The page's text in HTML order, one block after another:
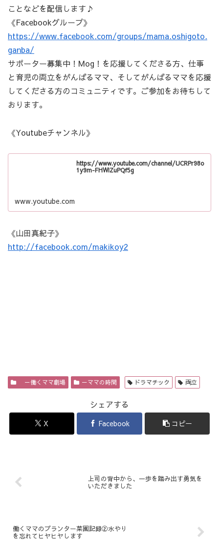
ことなどを配信します♪
《Facebookグループ》
https://www.facebook.com/groups/mama.oshigoto.
ganba/
サポーター募集中！Mog！を応援してくださる方、仕事
と育児の両立をがんばるママ、そしてがんばるママを応援
してくださる方のコミュニティです。ご参加をお待ちして
おります。
《Youtubeチャンネル》
https://www.youtube.com/channel/UCRPr98o
1y9m-FHWIZuPQf5g
www.youtube.com
《山田真紀子》
http://facebook.com/makikoy2
－働くママ劇場 －ママの時間 ドラマチック 両立
シェアする
X Facebook コピー
上司の背中から、一歩を踏み出す勇気を
いただきました
働くママのプランター菜園記録②水やり
を忘れてヒヤヒヤします